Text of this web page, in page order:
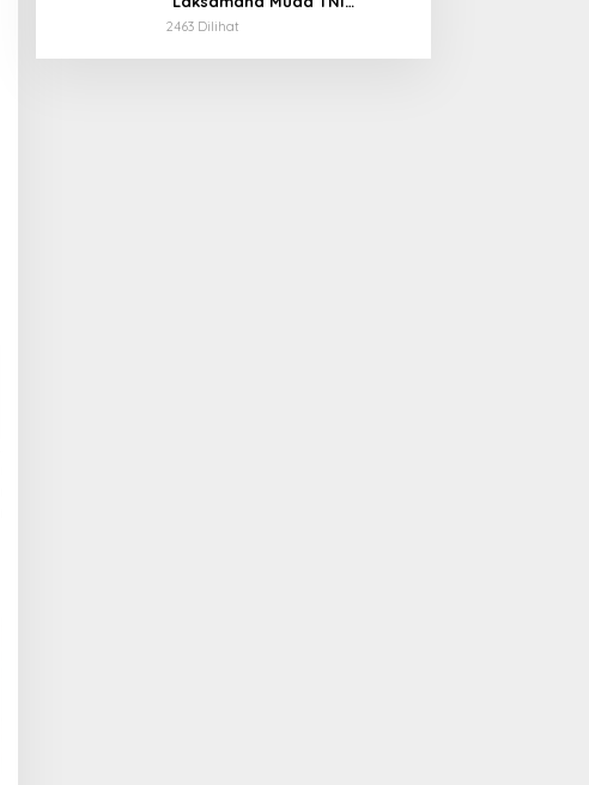
Irvansyah, S.H., CHRMP., M.Tr.
2463 Dilihat